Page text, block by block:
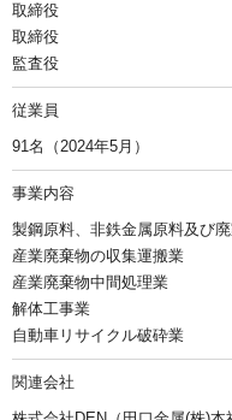
取締役
取締役
監査役
従業員
91名（2024年5月）
事業内容
製鋼原料、非鉄金属原料及び
産業廃棄物の収集運搬業
産業廃棄物中間処理業
解体工事業
自動車リサイクル破砕業
関連会社